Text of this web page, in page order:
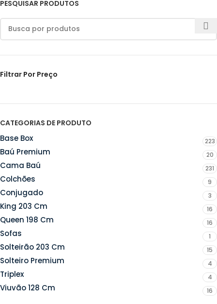
PESQUISAR PRODUTOS
Filtrar Por Preço
CATEGORIAS DE PRODUTO
Base Box 223
Baú Premium 20
Cama Baú 231
Colchões 9
Conjugado 3
King 203 Cm 16
Queen 198 Cm 16
Sofas 1
Solteirão 203 Cm 15
Solteiro Premium 4
Triplex 4
Viuvão 128 Cm 16